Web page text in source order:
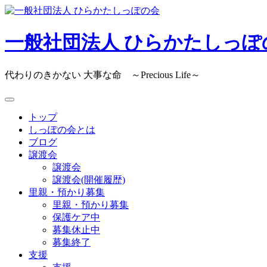
Skip
content
一般社団法人 ひらかたしっぽ
代わりのきかない 大事な命 ～Precious Life～
トップ
しっぽの会とは
ブログ
譲渡会
譲渡会
譲渡会(開催履歴)
里親・預かり募集
里親・預かり募集
保護ケア中
募集休止中
募集終了
支援